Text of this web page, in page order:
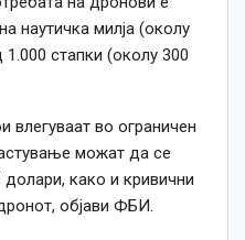
наутичка милја (околу
стапки (околу 300
влегуваат во ограничен
можат да се
како и кривични
објави ФБИ.